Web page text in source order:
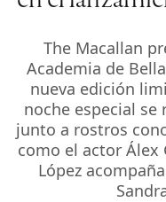
The Macallan
Academia de
nueva edición
noche especial se
junto a rostros
como el actor Álex
López